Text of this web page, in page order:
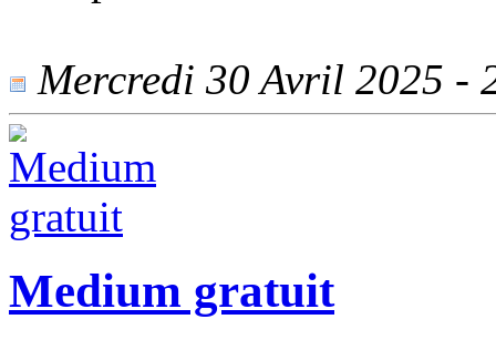
Mercredi 30 Avril 2025 -
Medium gratuit